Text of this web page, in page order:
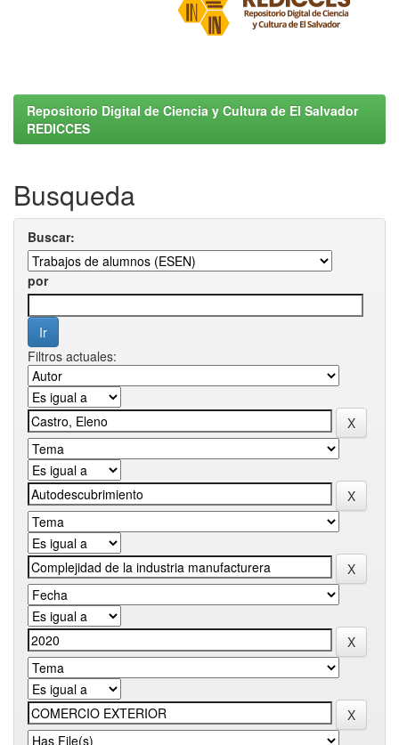
Repositorio Digital de Ciencia y Cultura de El Salvador
REDICCES
Busqueda
Buscar:
por
Filtros actuales: